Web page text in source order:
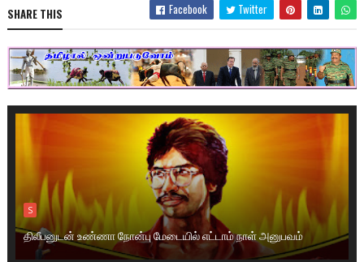
SHARE THIS Facebook Twitter
S
திலீபனுடன் உண்ணா நோன்பு மேடையில் எட்டாம் நாள் அனுபவம்